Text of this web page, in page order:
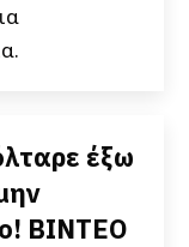
έξω
ΒΙΝΤΕΟ